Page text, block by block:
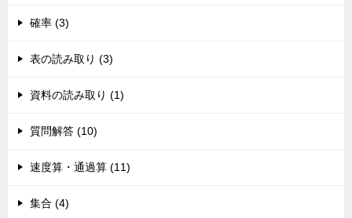
確率 (3)
表の読み取り (3)
資料の読み取り (1)
質問解答 (10)
速度算・通過算 (11)
集合 (4)